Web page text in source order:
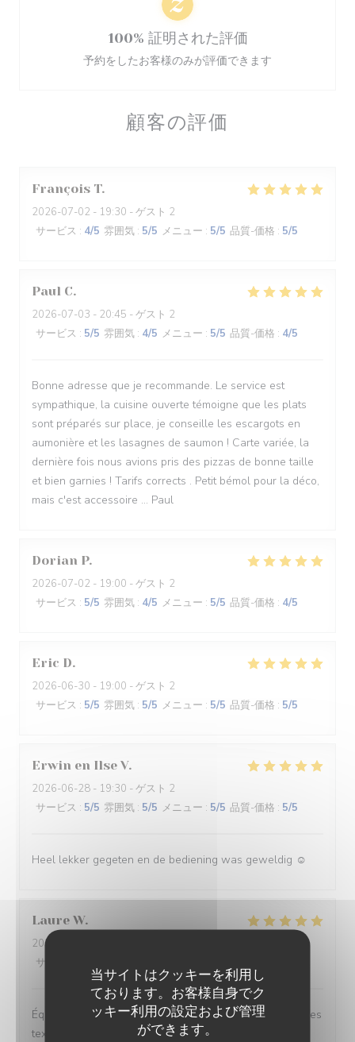
当サイトはクッキーを利用し
ております。お客様自身でク
ッキー利用の設定および管理
ができます。
顧客の評価
François T
2026-07-02 - 19:30 - ゲスト 2
サービス : 4/5 雰囲気 : 5/5 メニュー : 5/5 品質-価格 : 5/5
Paul C
2026-07-03 - 20:45 - ゲスト 2
サービス : 5/5 雰囲気 : 4/5 メニュー : 5/5 品質-価格 : 4/5
Bonne adresse que je recommande. Le service est
sympathique, la cuisine ouverte témoigne que les plats
sont préparés sur place, je conseille les escargots en
aumonière et les lasagnes de saumon ! Carte variée, la
dernière fois nous avions pris des pizzas de bonne taille
et bien garnies ! Tarifs corrects . Petit bémol pour la déco,
mais c'est accessoire ... Paul
Dorian P
2026-07-02 - 19:00 - ゲスト 2
サービス : 5/5 雰囲気 : 4/5 メニュー : 5/5 品質-価格 : 4/5
Eric D
2026-06-30 - 19:00 - ゲスト 2
サービス : 5/5 雰囲気 : 5/5 メニュー : 5/5 品質-価格 : 5/5
Erwin en Ilse V
2026-06-28 - 19:30 - ゲスト 2
サービス : 5/5 雰囲気 : 5/5 メニュー : 5/5 品質-価格 : 5/5
Heel lekker gegeten en de bediening was geweldig ☺️
Laure W
2026-06-26
サービス
Équilibre des goûts, hardiesse des mélanges, subtilité des
textures. Le bel ami, c’est du GRAND art, en toute
100% 証明された評価
予約をしたお客様のみが評価できます